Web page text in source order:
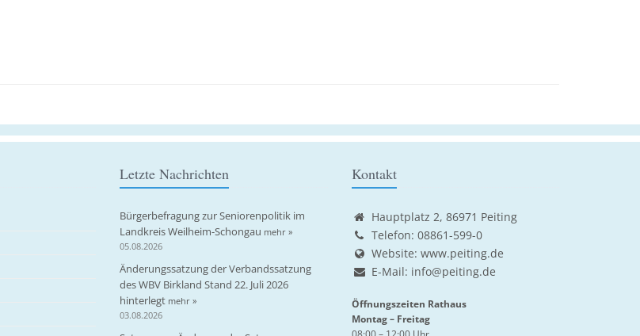
Letzte Nachrichten
Bürgerbefragung zur Seniorenpolitik im
Landkreis Weilheim-Schongau mehr »
05.08.2026
Änderungssatzung der Verbandssatzung
des WBV Birkland Stand 22. Juli 2026
hinterlegt mehr »
03.08.2026
Kontakt
Hauptplatz 2, 86971 Peiting
Telefon: 08861-599-0
Website: www.peiting.de
E-Mail: info@peiting.de
Öffnungszeiten Rathaus
Montag – Freitag